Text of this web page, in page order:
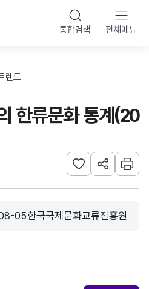
통합검색 전체메뉴
렌드
한류문화 통계(20
관심사 등록하기
URL 공유하
인쇄
05
수집기관
한국국제문화교류진흥원